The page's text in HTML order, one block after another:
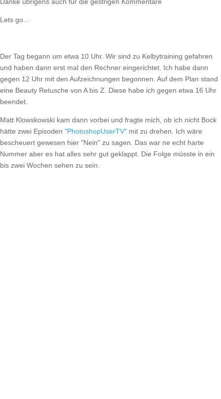
Lets go…
Der Tag begann um etwa 10 Uhr. Wir sind zu Kelbytraining gefahren
und haben dann erst mal den Rechner eingerichtet. Ich habe dann
gegen 12 Uhr mit den Aufzeichnungen begonnen. Auf dem Plan stand
eine Beauty Retusche von A bis Z. Diese habe ich gegen etwa 16 Uhr
beendet.
Matt Klowskowski kam dann vorbei und fragte mich, ob ich nicht Bock
hätte zwei Episoden "PhotoshopUserTV" mit zu drehen. Ich wäre
bescheuert gewesen hier "Nein" zu sagen. Das war ne echt harte
Nummer aber es hat alles sehr gut geklappt. Die Folge müsste in ein
bis zwei Wochen sehen zu sein.